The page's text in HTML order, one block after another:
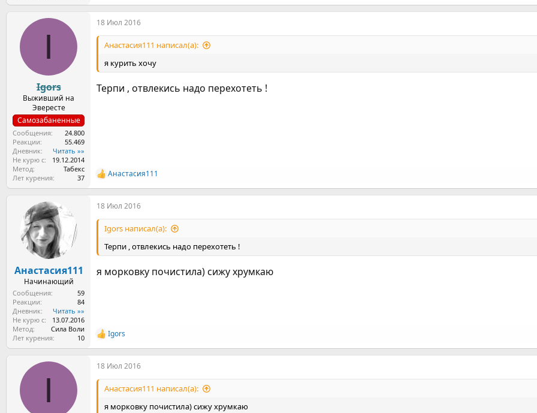
I
Igors
Выживший на
Эвересте
Самозабаненные
Сообщения
24.800
Реакции
55.469
Дневник
Читать »»
Не курю с
19.12.2014
Метод
Табекс
Лет курения
37
18 Июл 2016
Анастасия111 написал(а):
я курить хочу
Терпи , отвлекись надо перехотеть !
Р
е
а
к
Анастасия111
Анастасия111
Начинающий
Сообщения
59
Реакции
84
Дневник
Читать »»
Не курю с
13.07.2016
Метод
Сила Воли
Лет курения
10
18 Июл 2016
Igors написал(а):
Терпи , отвлекись надо перехотеть !
я морковку почистила) сижу хрумкаю
Р
е
а
к
Igors
I
18 Июл 2016
Анастасия111 написал(а):
я морковку почистила) сижу хрумкаю